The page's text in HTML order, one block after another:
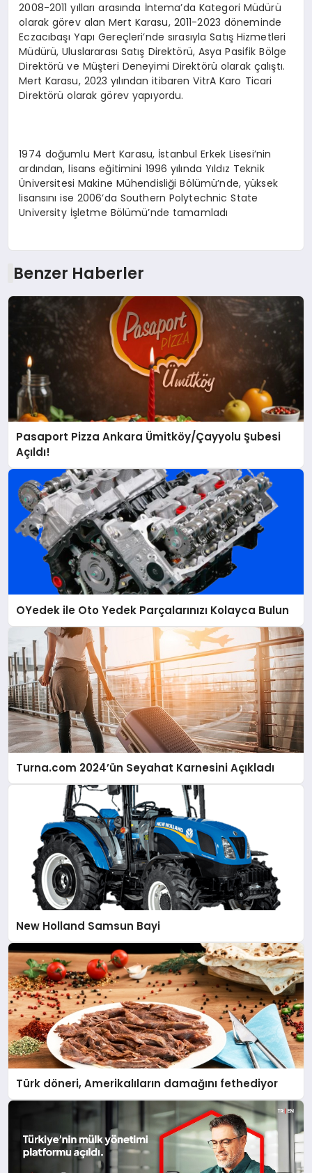
2008-2011 yılları arasında İntema’da Kategori Müdürü
olarak görev alan Mert Karasu, 2011-2023 döneminde
Eczacıbaşı Yapı Gereçleri’nde sırasıyla Satış Hizmetleri
Müdürü, Uluslararası Satış Direktörü, Asya Pasifik Bölge
Direktörü ve Müşteri Deneyimi Direktörü olarak çalıştı.
Mert Karasu, 2023 yılından itibaren VitrA Karo Ticari
Direktörü olarak görev yapıyordu.
1974 doğumlu Mert Karasu, İstanbul Erkek Lisesi’nin
ardından, lisans eğitimini 1996 yılında Yıldız Teknik
Üniversitesi Makine Mühendisliği Bölümü’nde, yüksek
lisansını ise 2006’da Southern Polytechnic State
University İşletme Bölümü’nde tamamladı
Benzer Haberler
Pasaport Pizza Ankara Ümitköy/Çayyolu Şubesi
Açıldı!
OYedek ile Oto Yedek Parçalarınızı Kolayca Bulun
Turna.com 2024’ün Seyahat Karnesini Açıkladı
New Holland Samsun Bayi
Türk döneri, Amerikalıların damağını fethediyor